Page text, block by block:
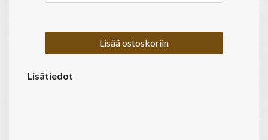
Lisää ostoskoriin
Lisätiedot